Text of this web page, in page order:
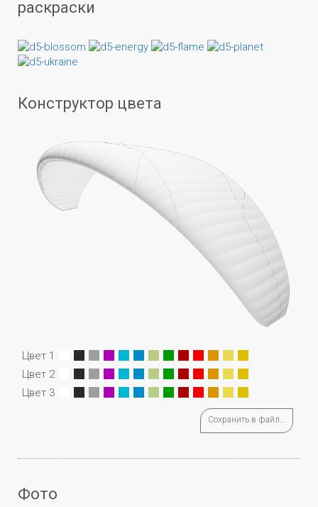
раскраски
Конструктор цвета
Цвет 1
Цвет 2
Цвет 3
Сохранить в файл…
Фото